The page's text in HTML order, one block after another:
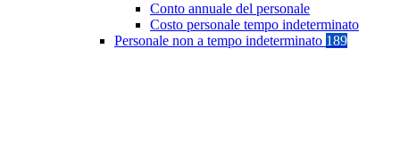
Conto annuale del personale
Costo personale tempo indeterminato
Personale non a tempo indeterminato 189